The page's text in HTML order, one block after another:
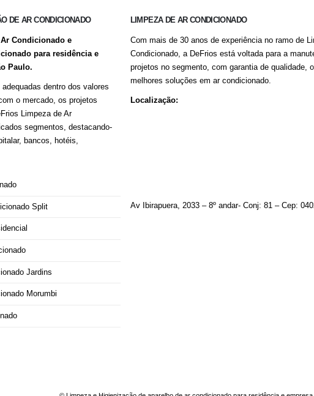
DE AR CONDICIONADO
Condicionado e
para residência e
Paulo.
dentro dos valores
o mercado, os projetos
Limpeza de Ar
segmentos, destacando-
bancos, hotéis,
Split
Jardins
Morumbi
LIMPEZA DE AR CONDICIONADO
Com mais de 30 anos de experiência no ramo de
Condicionado, a DeFrios está voltada para a
projetos no segmento, com garantia de qualidade,
melhores soluções em ar condicionado.
Localização:
Av Ibirapuera, 2033 – 8º andar- Conj: 81 – Cep: